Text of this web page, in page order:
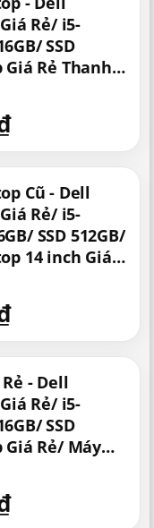
Rẻ/ i5-
SSD
Giá Rẻ Thanh
Cao
Sử Dụng
Cũ - Dell
Rẻ/ i5-
SSD 512GB/
14 inch Giá
Tay
- Dell
Rẻ/ i5-
SSD
Giá Rẻ/ Máy
Nhập